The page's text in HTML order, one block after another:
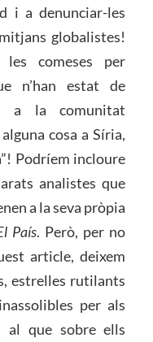
i a denunciar-les
globalistes!
comeses per
n’han estat de
a la comunitat
cosa a Síria,
Podríem incloure
analistes que
a la seva pròpia
País. Però, per no
article, deixem
estrelles rutilants
per als
al que sobre ells